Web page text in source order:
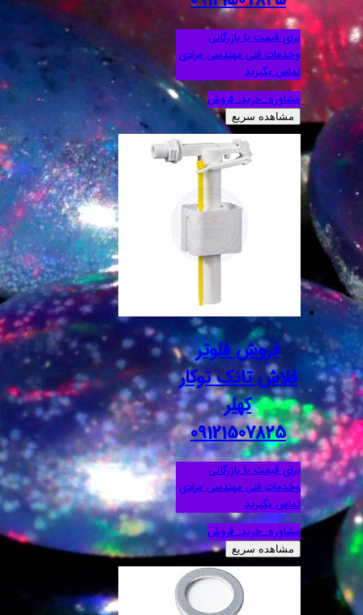
برای قیمت با بازرگانی
وخدمات فنی مهندسی مرادی
تماس بگیرید
مشاوره_خرید_فروش
مشاهده سریع
فروش فلوتر
فلاش تانک توکار
کهلر
09121507825
برای قیمت با بازرگانی
وخدمات فنی مهندسی مرادی
تماس بگیرید
مشاوره_خرید_فروش
مشاهده سریع